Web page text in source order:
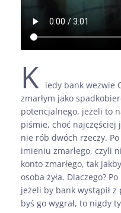
K iedy bank wezwie
zmarłym jako
potencjalnego, jeżeli to
piśmie, choć
nie rób dwóch rzeczy.
imieniu zmarłego, czyli
konto zmarłego, tak
osoba żyła. Dlaczego?
jeżeli by bank wystąpił
byś go wygrał, to nigdy